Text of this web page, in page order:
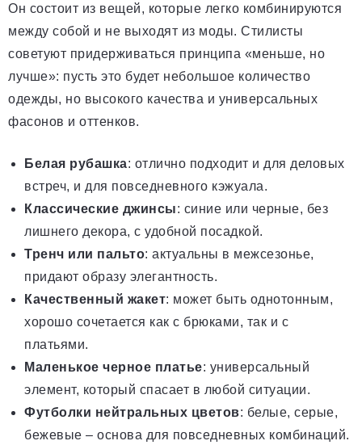
Он состоит из вещей, которые легко комбинируются
между собой и не выходят из моды. Стилисты
советуют придерживаться принципа «меньше, но
лучше»: пусть это будет небольшое количество
одежды, но высокого качества и универсальных
фасонов и оттенков.
Белая рубашка: отлично подходит и для деловых
встреч, и для повседневного кэжуала.
Классические джинсы: синие или черные, без
лишнего декора, с удобной посадкой.
Тренч или пальто: актуальны в межсезонье,
придают образу элегантность.
Качественный жакет: может быть однотонным,
хорошо сочетается как с брюками, так и с
платьями.
Маленькое черное платье: универсальный
элемент, который спасает в любой ситуации.
Футболки нейтральных цветов: белые, серые,
бежевые – основа для повседневных комбинаций.